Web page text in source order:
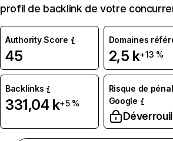
profil de backlink de votre
Authority Score
45
Domaines
2,5 k+13 %
Backlinks
331,04 k+5 %
Risque de
Google